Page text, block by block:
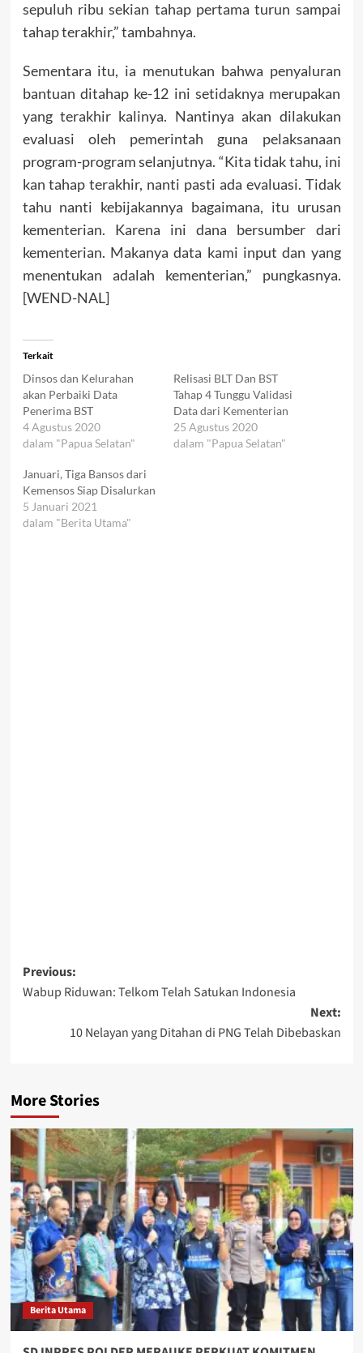
sepuluh ribu sekian tahap pertama turun sampai
tahap terakhir,” tambahnya.
Sementara itu, ia menutukan bahwa penyaluran
bantuan ditahap ke-12 ini setidaknya merupakan
yang terakhir kalinya. Nantinya akan dilakukan
evaluasi oleh pemerintah guna pelaksanaan
program-program selanjutnya. “Kita tidak tahu, ini
kan tahap terakhir, nanti pasti ada evaluasi. Tidak
tahu nanti kebijakannya bagaimana, itu urusan
kementerian. Karena ini dana bersumber dari
kementerian. Makanya data kami input dan yang
menentukan adalah kementerian,” pungkasnya.
[WEND-NAL]
Terkait
Dinsos dan Kelurahan
akan Perbaiki Data
Penerima BST
4 Agustus 2020
dalam "Papua Selatan"
Relisasi BLT Dan BST
Tahap 4 Tunggu Validasi
Data dari Kementerian
25 Agustus 2020
dalam "Papua Selatan"
Januari, Tiga Bansos dari
Kemensos Siap Disalurkan
5 Januari 2021
dalam "Berita Utama"
Post
navigation
Previous:
Wabup Riduwan: Telkom Telah Satukan Indonesia
Next:
10 Nelayan yang Ditahan di PNG Telah Dibebaskan
More Stories
Berita Utama